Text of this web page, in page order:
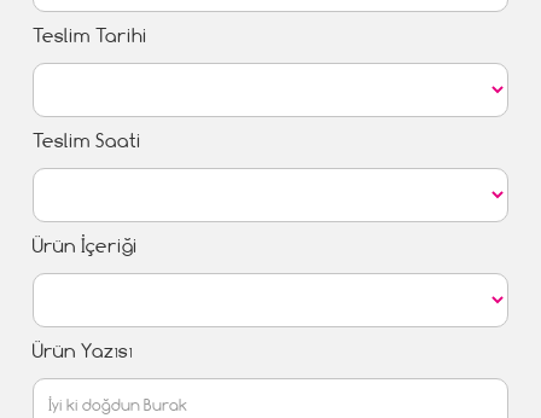
Teslim Tarihi
Teslim Saati
Ürün İçeriği
Ürün Yazısı